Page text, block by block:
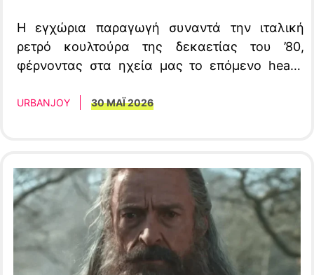
Η εγχώρια παραγωγή συναντά την ιταλική
ρετρό κουλτούρα της δεκαετίας του ’80,
φέρνοντας στα ηχεία μας το επόμενο heavy
τις urban διαδρομές μας.
URBANJOY 30 ΜΑΪ 2026